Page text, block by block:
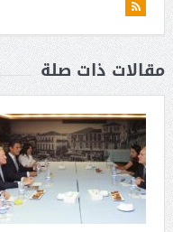
مقالات ذات صلة